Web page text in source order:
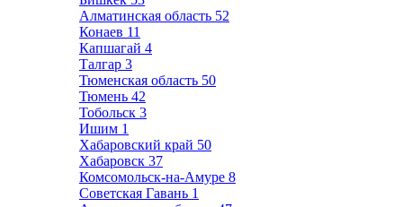
Алматинская область 52
Конаев 11
Капшагай 4
Талгар 3
Тюменская область 50
Тюмень 42
Тобольск 3
Ишим 1
Хабаровский край 50
Хабаровск 37
Комсомольск-на-Амуре 8
Советская Гавань 1